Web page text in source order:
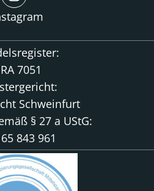
7051
Schweinfurt
§ 27 a UStG:
843 961